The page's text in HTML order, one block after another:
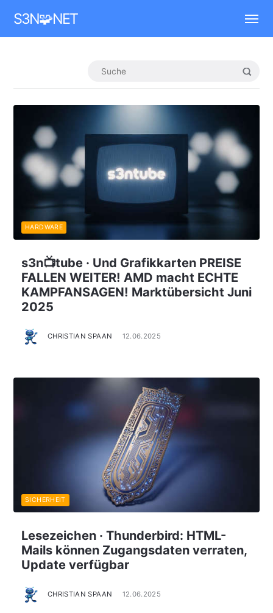
S3N🧩NET
s3n📺tube · Und Grafikkarten PREISE
FALLEN WEITER! AMD macht ECHTE
KAMPFANSAGEN! Marktübersicht Juni
2025
CHRISTIAN SPAAN 12.06.2025
HARDWARE
Lesezeichen · Thunderbird: HTML-
Mails können Zugangsdaten verraten,
Update verfügbar
CHRISTIAN SPAAN 12.06.2025
SICHERHEIT